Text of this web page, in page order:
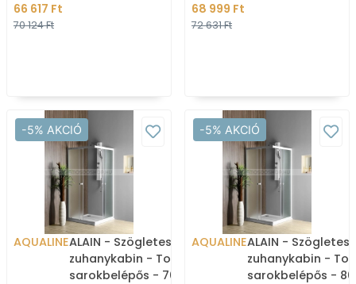
66 617 Ft
70 124 Ft
68 999 Ft
72 631 Ft
-5% AKCIÓ
AQUALINEALAIN - Szögletes
zuhanykabin - Tolóajtós,
sarokbelépős - 70x70 -
-5% AKCIÓ
AQUALINEALAIN - Szögletes
zuhanykabin -
sarokbelépős -